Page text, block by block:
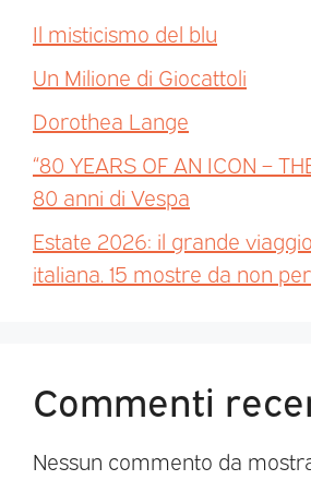
Il misticismo del blu
Un Milione di Giocattoli
Dorothea Lange
“80 YEARS OF AN ICON –
80 anni di Vespa
Estate 2026: il grande
italiana. 15 mostre da non
Commenti
Nessun commento da